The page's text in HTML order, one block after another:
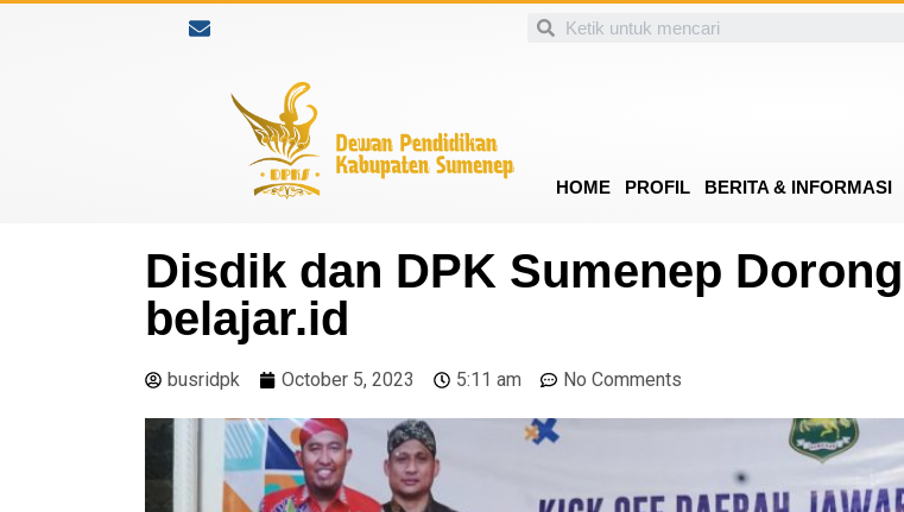
HOME PROFIL BERITA & INFORMASI
Disdik dan DPK Sumenep
belajar.id
busridpk October 5, 2023 5:11 am No Comments